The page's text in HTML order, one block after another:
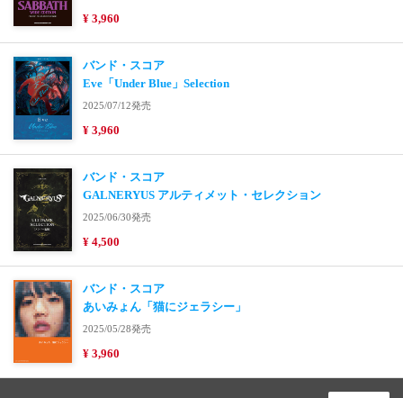
¥ 3,960
バンド・スコア
Eve「Under Blue」Selection
2025/07/12発売
¥ 3,960
バンド・スコア
GALNERYUS アルティメット・セレクション
2025/06/30発売
¥ 4,500
バンド・スコア
あいみょん「猫にジェラシー」
2025/05/28発売
¥ 3,960